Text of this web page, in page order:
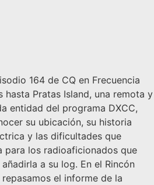
164 de CQ en Frecuencia
hasta Pratas Island, una remota y
entidad del programa DXCC,
su ubicación, su historia
y las dificultades que
para los radioaficionados que
a su log. En el Rincón
el informe de la